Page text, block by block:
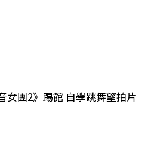
女團2》踢館 自學跳舞望拍片